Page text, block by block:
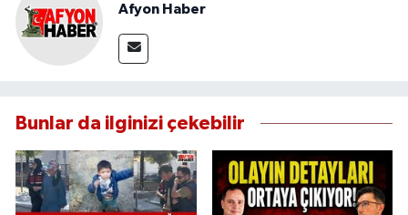
Afyon Haber
Bunlar da ilginizi çekebilir